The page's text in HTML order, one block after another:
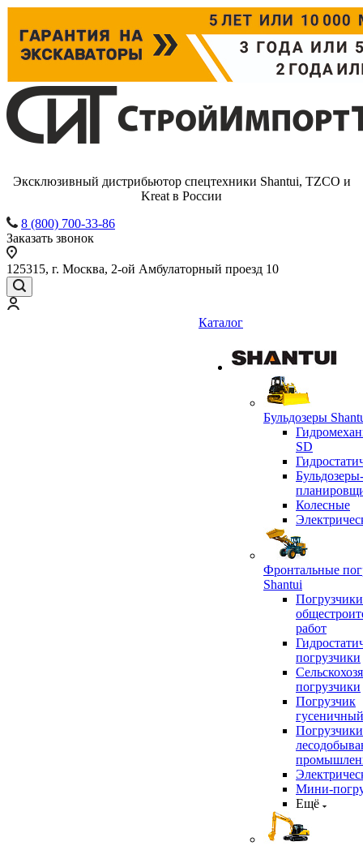
Эксклюзивный дистрибьютор спецтехники Shantui, TZCO и
Kreat в России
8 (800) 700-33-86
Заказать звонок
125315, г. Москва, 2-ой Амбулаторный проезд 10
Каталог
Бульдозеры
SD
Бульдозеры-
Колесные
Фронтальные
Shantui
работ
погрузчики
погрузчики
Погрузчик
гусеничный
Мини-
Ещё